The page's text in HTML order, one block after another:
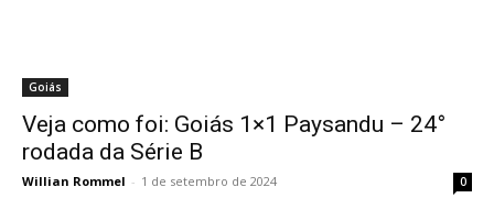
Goiás
Veja como foi: Goiás 1×1 Paysandu – 24°
rodada da Série B
Willian Rommel - 1 de setembro de 2024 0